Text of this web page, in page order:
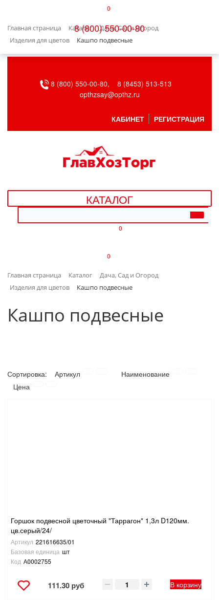
0
8 (800) 550-00-80
Главная страница Каталог
Дача, Сад и Огород
Изделия для цветов
Кашпо подвесные
БЫТОВАЯ ТЕХНИКА
ВЕНТИЛЯЦИЯ
ДАЧА, САД И ОГОРОД
ДЕТСКИЕ ТОВАРЫ
ИНТЕРЬЕР
ЛАКОКРАСОЧНЫЕ МАТЕРИАЛЫ
СНЕГОУБОРОЧНЫЙ ИНВЕНТАРЬ
СТРЕМЯНКИ,ЛЕСТНИЦЫ
8 (800) 550-00-80,
8 (8453) 513-513
opthzsay@opthz.ru
КАБИНЕТ РЕГИСТРАЦИЯ
КАТАЛОГ
0
0
Главная страница Каталог
Дача, Сад и Огород
Изделия для цветов
Кашпо подвесные
Кашпо подвесные
Сортировка: Артикул
Наименование
Цена
Горшок подвесной цветочный "Таррагон" 1,3л D120мм.
цв.серый/24/
Артикул 221616635/01
Базовая единица шт
Код А0002755
111.30 руб В корзину